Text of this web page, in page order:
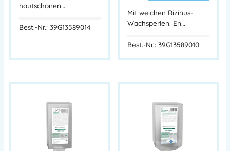
hautschonen…
Best.-Nr.: 39G13589014
Mit weichen Rizinus-
Wachsperlen. En…
Best.-Nr.: 39G13589010